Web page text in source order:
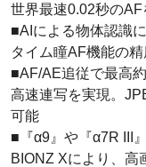
世界最速0.02秒のAF
■AIによる物体認識
タイム瞳AF機能の
■AF/AE追従で最高
高速連写を実現。
可能
■『α9』や『α7R III
BIONZ Xにより、高